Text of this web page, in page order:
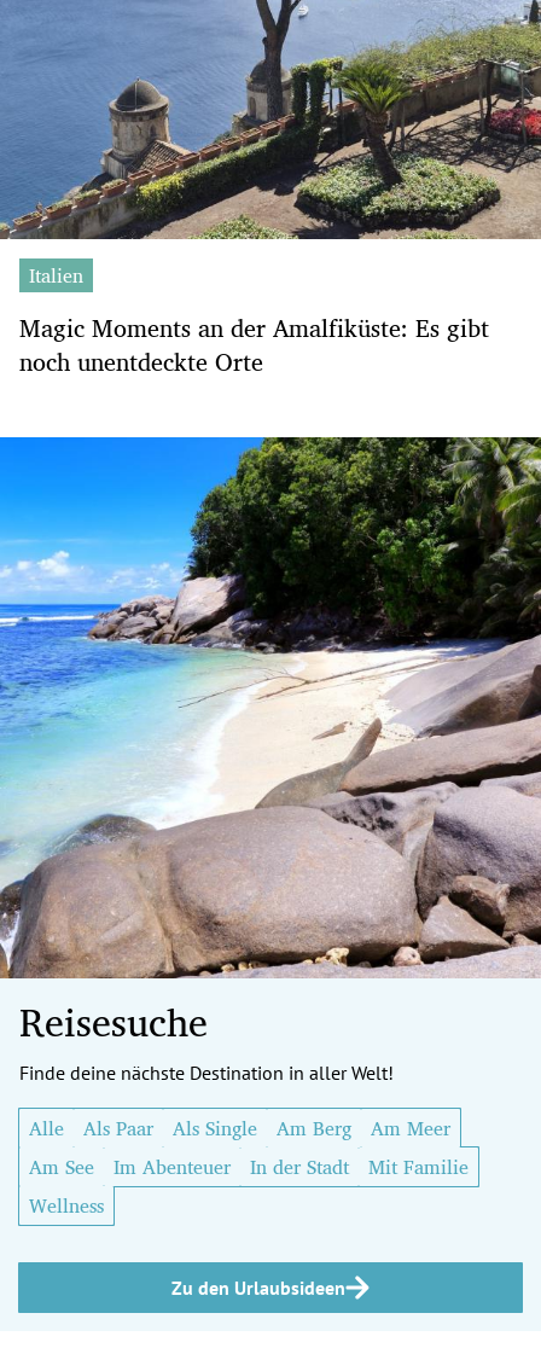
Italien
Magic Moments an der Amalfiküste: Es gibt
noch unentdeckte Orte
Reisesuche
Finde deine nächste Destination in aller Welt!
Alle Als Paar Als Single Am Berg
Am Meer
Am See
Im Abenteuer In der Stadt
Mit Familie
Wellness
Zu den Urlaubsideen